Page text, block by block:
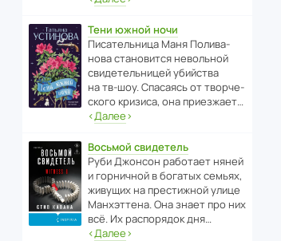
Тени южной ночи
Писа­тель­ница Маня Поли­ва­
нова стано­вится невольной
свиде­тель­ницей убийства
на тв-шоу. Спасаясь от твор­че­
с­кого кризиса, она приезжает…
‹Далее›
Восьмой свидетель
Руби Джонсон рабо­тает няней
и горни­чной в богатых семьях,
живущих на прес­ти­жной улице
Манх­эт­тена. Она знает про них
всё. Их распо­рядок дня…
‹Далее›